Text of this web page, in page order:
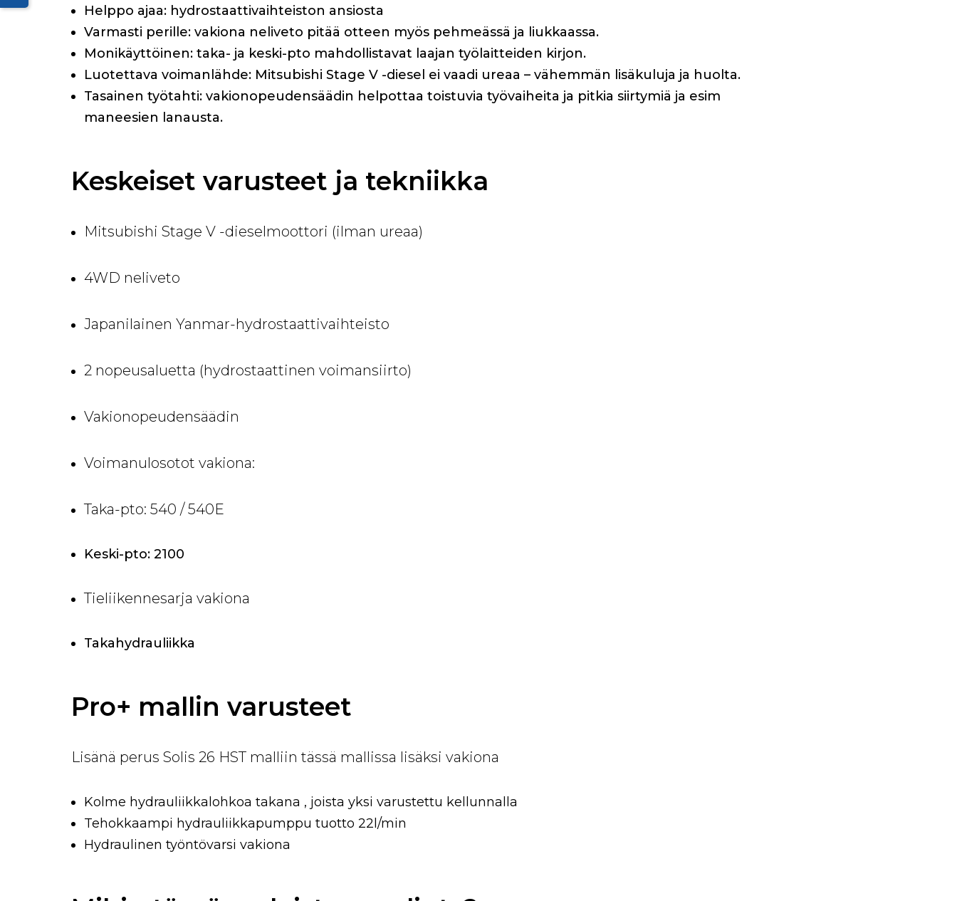
Helppo ajaa: hydrostaattivaihteiston ansiosta
Varmasti perille: vakiona neliveto pitää otteen myös pehmeässä ja liukkaassa.
Monikäyttöinen: taka- ja keski-pto mahdollistavat laajan työlaitteiden kirjon.
Luotettava voimanlähde: Mitsubishi Stage V -diesel ei vaadi ureaa – vähemmän lisäkuluja ja huolta.
Tasainen työtahti: vakionopeudensäädin helpottaa toistuvia työvaiheita ja pitkia siirtymiä ja esim
maneesien lanausta.
Keskeiset varusteet ja tekniikka
Mitsubishi Stage V -dieselmoottori (ilman ureaa)
4WD neliveto
Japanilainen Yanmar-hydrostaattivaihteisto
2 nopeusaluetta (hydrostaattinen voimansiirto)
Vakionopeudensäädin
Voimanulosotot vakiona:
Taka-pto: 540 / 540E
Keski-pto: 2100
Tieliikennesarja vakiona
Takahydrauliikka
Pro+ mallin varusteet
Lisänä perus Solis 26 HST malliin tässä mallissa lisäksi vakiona
Kolme hydrauliikkalohkoa takana , joista yksi varustettu kellunnalla
Tehokkaampi hydrauliikkapumppu tuotto 22l/min
Hydraulinen työntövarsi vakiona